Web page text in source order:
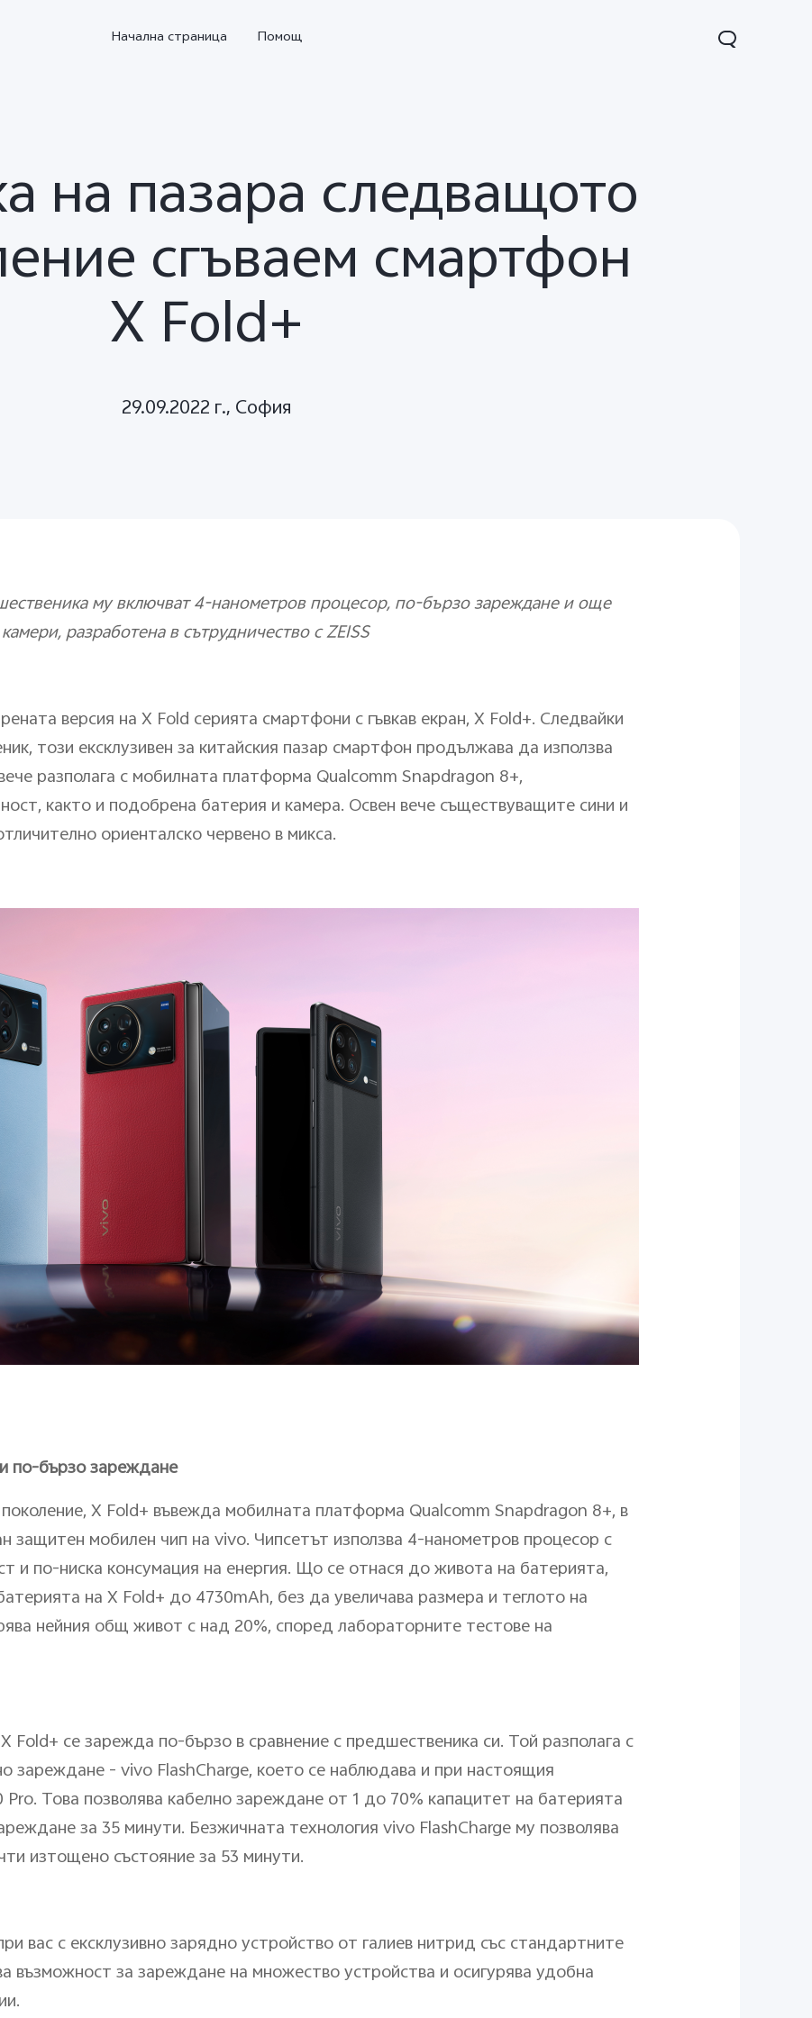
Начална страница Помощ
на пазара следващото
сгъваем смартфон
X Fold+
29.09.2022 г., София
му включват 4-нанометров процесор, по-бързо зареждане и още
разработена в сътрудничество с ZEISS
версия на X Fold серията смартфони с гъвкав екран, X Fold+. Следвайки
този ексклузивен за китайския пазар смартфон продължава да използва
разполага с мобилната платформа Qualcomm Snapdragon 8+,
както и подобрена батерия и камера. Освен вече съществуващите сини и
ориенталско червено в микса.
по-бързо зареждане
X Fold+ въвежда мобилната платформа Qualcomm Snapdragon 8+, в
защитен мобилен чип на vivo. Чипсетът използва 4-нанометров процесор с
и по-ниска консумация на енергия. Що се отнася до живота на батерията,
на X Fold+ до 4730mAh, без да увеличава размера и теглото на
нейния общ живот с над 20%, според лабораторните тестове на
Fold+ се зарежда по-бързо в сравнение с предшественика си. Той разполага с
зареждане - vivo FlashCharge, което се наблюдава и при настоящия
Това позволява кабелно зареждане от 1 до 70% капацитет на батерията
за 35 минути. Безжичната технология vivo FlashCharge му позволява
изтощено състояние за 53 минути.
вас с ексклузивно зарядно устройство от галиев нитрид със стандартните
възможност за зареждане на множество устройства и осигурява удобна